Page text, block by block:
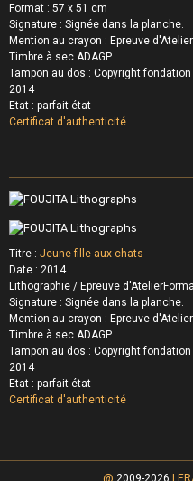
Format : 57 x 51 cm
Signature : Signée dans la planche
Mention au crayon : Epreuve d'Atelier
Timbre à sec ADAGP
Tampon au dos : Copyright
2014
Etat : parfait état
Certificat d'authenticité
Titre : Jeune fille aux chats
Date : 2014
Lithographie / Epreuve d'Atelier
Signature : Signée dans la planche.
Mention au crayon : Epreuve d'Atelier
Timbre à sec ADAGP
Tampon au dos : Copyright
2014
Etat : parfait état
Certificat d'authenticité